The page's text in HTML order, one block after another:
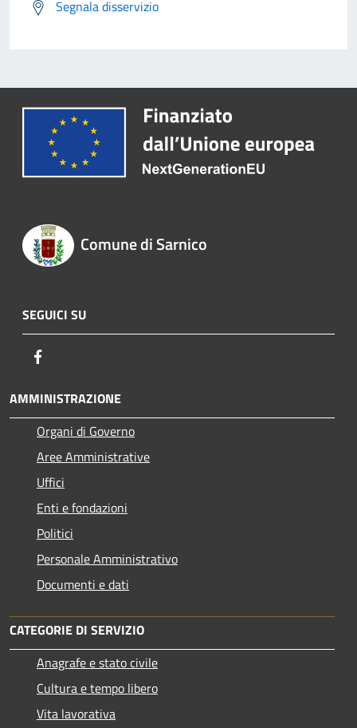
Segnala disservizio
Comune di Sarnico
SEGUICI SU
AMMINISTRAZIONE
Organi di Governo
Aree Amministrative
Uffici
Enti e fondazioni
Politici
Personale Amministrativo
Documenti e dati
CATEGORIE DI SERVIZIO
Anagrafe e stato civile
Cultura e tempo libero
Vita lavorativa